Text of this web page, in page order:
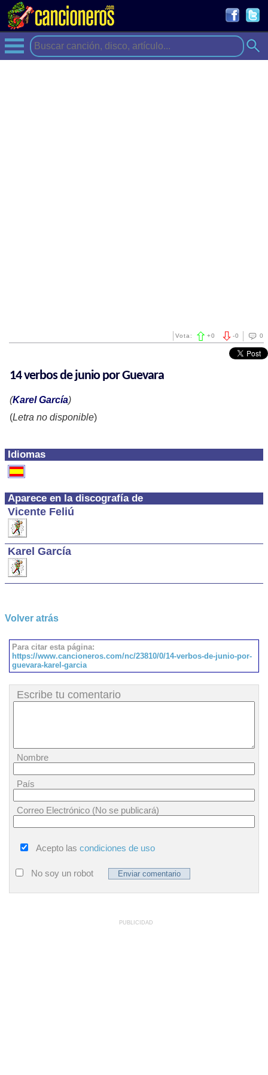
0
-0
Vota: +0
Idiomas
Aparece en la discografía de
Vicente Feliú
Karel García
14 verbos de junio por Guevara
(Karel García)
(Letra no disponible)
Volver atrás
Para citar esta página:
https://www.cancioneros.com/nc/23810/0/14-verbos-de-junio-por-
guevara-karel-garcia
Escribe tu comentario
Nombre
País
Correo Electrónico (No se publicará)
Acepto las condiciones de uso
No soy un robot
PUBLICIDAD